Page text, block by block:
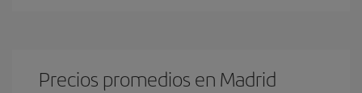
Precios promedios en Madrid